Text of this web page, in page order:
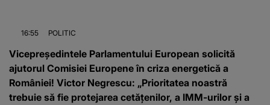
16:55 POLITIC
Vicepreședintele Parlamentului European solicită
ajutorul Comisiei Europene în criza energetică a
României! Victor Negrescu: „Prioritatea noastră
trebuie să fie protejarea cetățenilor, a IMM-urilor și a